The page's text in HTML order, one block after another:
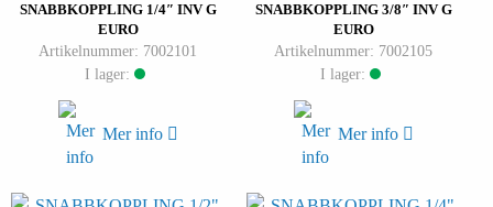
SNABBKOPPLING 1/4″ INV G
EURO
Artikelnummer: 7002101
I lager:
Mer info
SNABBKOPPLING 3/8″ INV G
EURO
Artikelnummer: 7002105
I lager:
Mer info